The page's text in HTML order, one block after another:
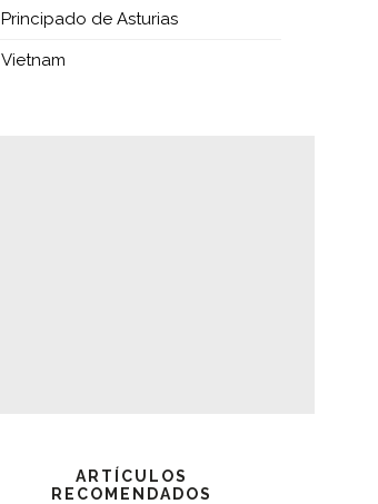
Principado de Asturias
Vietnam
ARTÍCULOS
RECOMENDADOS